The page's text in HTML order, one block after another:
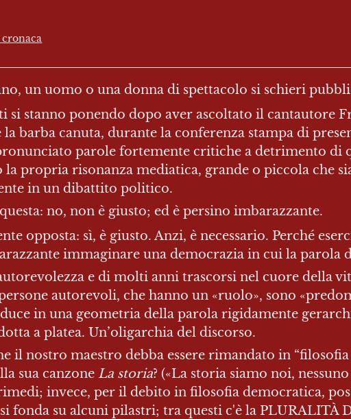
un uomo o una donna di spettacolo si schieri
si stanno ponendo dopo aver ascoltato il cantautore
barba canuta, durante la conferenza stampa di
parole fortemente critiche a detrimento
propria risonanza mediatica, grande o piccola che
in un dibattito politico.
no, non è giusto; ed è persino imbarazzante.
opposta: sì, è giusto. Anzi, è necessario. Perché
immaginare una democrazia in cui la parola
e di molti anni trascorsi nel cuore della
autorevoli, che hanno un «ruolo», sono
in una geometria della parola rigidamente
a platea. Un’oligarchia del discorso.
il nostro maestro debba essere rimandato in
sua canzone La storia? («La storia siamo noi,
invece, per il debito in filosofia democratica,
fonda su alcuni pilastri; tra questi c'è la PLURALITÀ